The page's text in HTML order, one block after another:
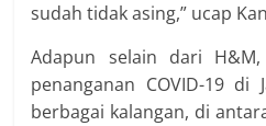
sudah tidak asing,” ucap
Adapun selain dari
penanganan COVID-19
berbagai kalangan, di